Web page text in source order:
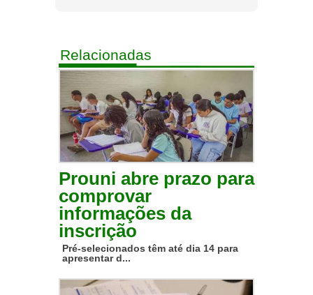
Relacionadas
Prouni abre prazo para
comprovar
informações da
inscrição
Pré-selecionados têm até dia 14 para
apresentar d...